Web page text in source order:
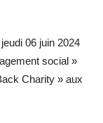
06 juin 2024
social »
Charity » aux